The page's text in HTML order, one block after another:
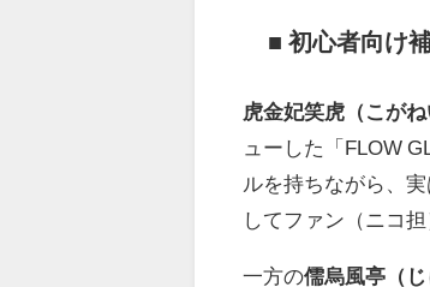
■ 初心者向け
虎金妃笑虎（こがね
ューした「FLOW
ルを持ちながら、
してファン（ニコ
一方の儒烏風亭（